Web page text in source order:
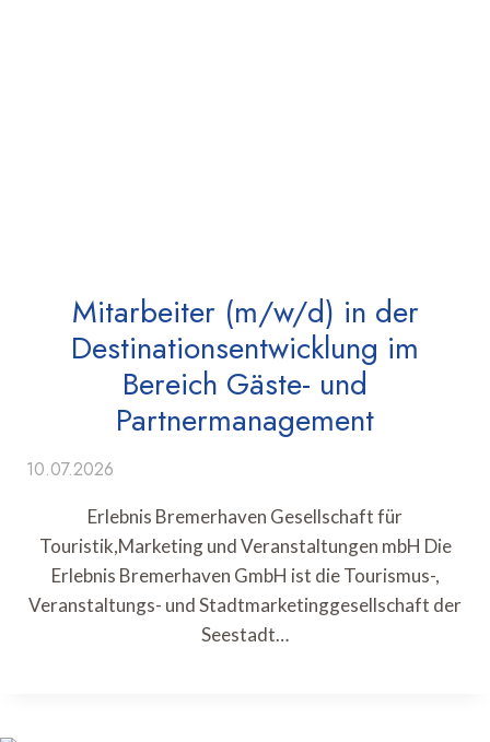
Mitarbeiter (m/w/d) in der
Destinationsentwicklung im
Bereich Gäste- und
Partnermanagement
10.07.2026
Erlebnis Bremerhaven Gesellschaft für
Touristik,Marketing und Veranstaltungen mbH Die
Erlebnis Bremerhaven GmbH ist die Tourismus-,
Veranstaltungs- und Stadtmarketinggesellschaft der
Seestadt…